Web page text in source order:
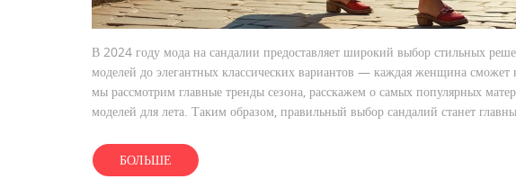
В 2024 году мода на сандалии предоставляет широкий выбор стильных
моделей до элегантных классических вариантов — каждая женщина сможет
мы рассмотрим главные тренды сезона, расскажем о самых популярных
моделей для лета. Таким образом, правильный выбор сандалий станет
БОЛЬШЕ